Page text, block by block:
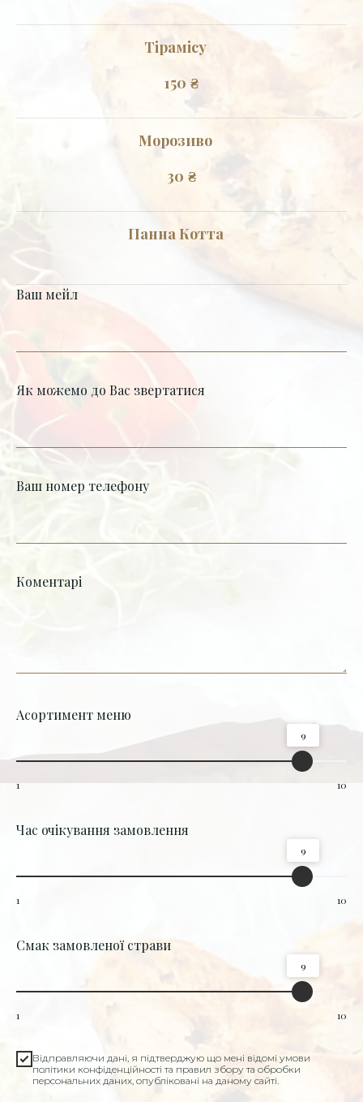
Тірамісу
150 ₴
Морозиво
30 ₴
Панна Котта
Ваш мейл
Як можемо до Вас звертатися
Ваш номер телефону
Коментарі
Асортимент меню
9
1 10
Час очікування замовлення
9
1 10
Смак замовленої страви
9
1 10
Відправляючи дані, я підтверджую що мені відомі умови
політики конфіденційності та правил збору та обробки
персональних даних, опубліковані на даному сайті.